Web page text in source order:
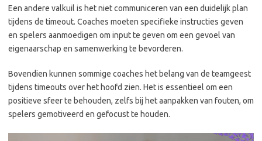
Een andere valkuil is het niet communiceren van een duidelijk plan
tijdens de timeout. Coaches moeten specifieke instructies geven
en spelers aanmoedigen om input te geven om een gevoel van
eigenaarschap en samenwerking te bevorderen.
Bovendien kunnen sommige coaches het belang van de teamgeest
tijdens timeouts over het hoofd zien. Het is essentieel om een
positieve sfeer te behouden, zelfs bij het aanpakken van fouten, om
spelers gemotiveerd en gefocust te houden.